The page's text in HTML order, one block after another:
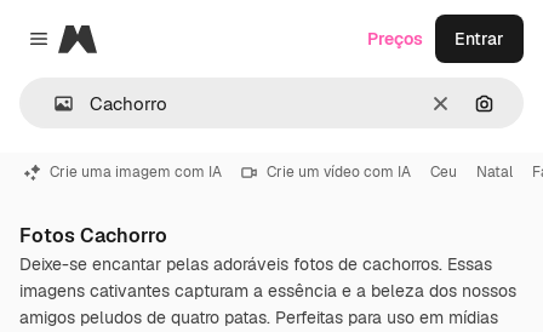
Close menu
Magnific
Limpar
Preços Entrar
Crie uma imagem com IA Crie um vídeo com IA Ceu Natal
Fotos Cachorro
Deixe-se encantar pelas adoráveis fotos de cachorros. Essas
imagens cativantes capturam a essência e a beleza dos nossos
amigos peludos de quatro patas. Perfeitas para uso em mídias